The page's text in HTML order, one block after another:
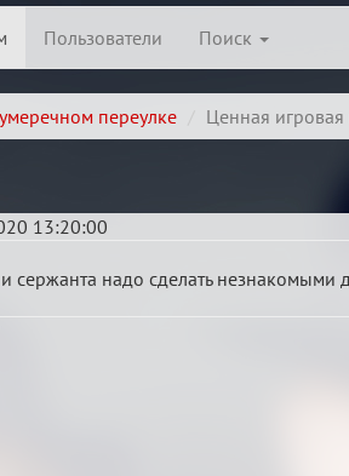
Пользователи Поиск
переулке Ценная
13:20:00
сержанта надо сделать незнакомыми